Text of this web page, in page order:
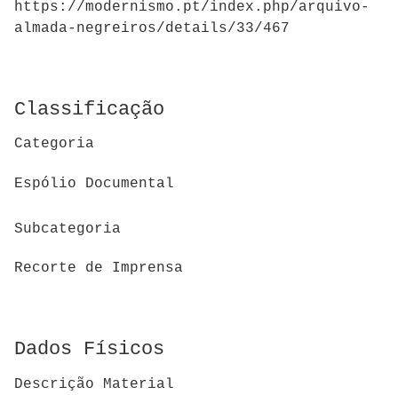
https://modernismo.pt/index.php/arquivo-
almada-negreiros/details/33/467
Classificação
Categoria
Espólio Documental
Subcategoria
Recorte de Imprensa
Dados Físicos
Descrição Material